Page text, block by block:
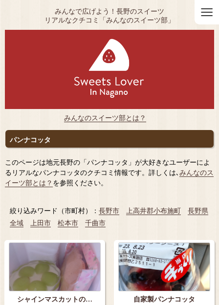
≡
みんなで広げよう！長野のスイーツ
リアルなクチコミ「みんなのスイーツ部」
みんなのスイーツ部とは？
パンナコッタ
このページは地元長野の「パンナコッタ」が大好きなユーザーによ
るリアルなパンナコッタのクチコミ情報です。詳しくは､ みんなのス
イーツ部とは？ を参照ください。
絞り込みワード（市町村）： 長野市 上高井郡小布施町
長野県
全域
上田市 松本市 千曲市
シャインマスカットの… 自家製パンナコッタ